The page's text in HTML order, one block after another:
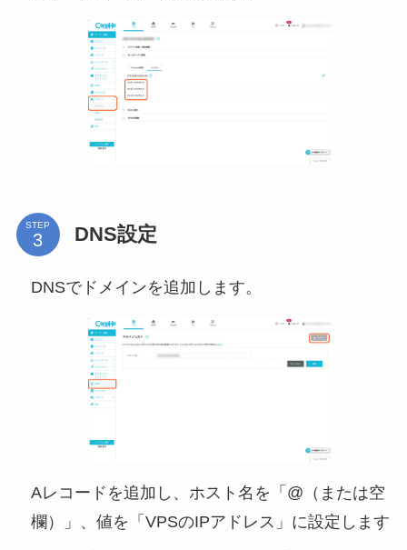
STEP DNS設定
DNSでドメインを追加します。
Aレコードを追加し、ホスト名を「@（または空
欄）」、値を「VPSのIPアドレス」に設定します